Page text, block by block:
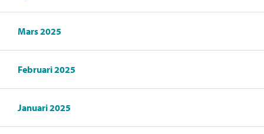
Mars 2025
Februari 2025
Januari 2025